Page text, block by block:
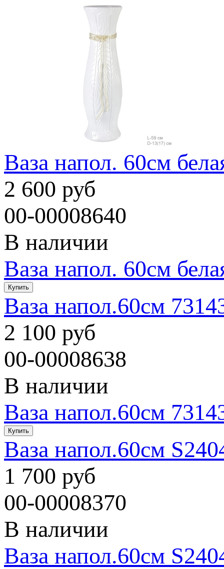
Ваза напол. 60см
2 600 руб
00-00008640
В наличии
Ваза напол. 60см
Ваза напол.60см
2 100 руб
00-00008638
В наличии
Ваза напол.60см
Ваза напол.60см
1 700 руб
00-00008370
В наличии
Ваза напол.60см